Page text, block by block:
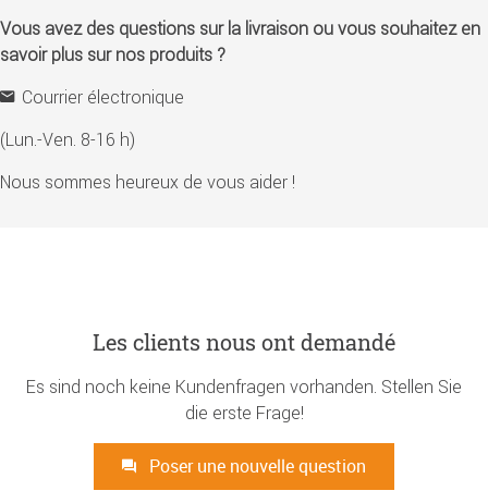
Vous avez des questions sur la livraison ou vous souhaitez en
savoir plus sur nos produits ?
Courrier électronique
(Lun.-Ven. 8-16 h)
Nous sommes heureux de vous aider !
Les clients nous ont demandé
Es sind noch keine Kundenfragen vorhanden. Stellen Sie
die erste Frage!
Poser une nouvelle question